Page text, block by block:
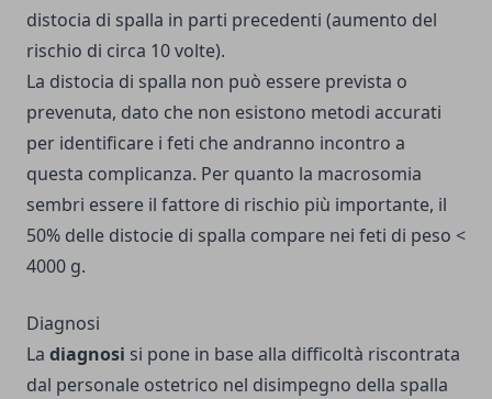
distocia di spalla in parti precedenti (aumento del
rischio di circa 10 volte).
La distocia di spalla non può essere prevista o
prevenuta, dato che non esistono metodi accurati
per identificare i feti che andranno incontro a
questa complicanza. Per quanto la macrosomia
sembri essere il fattore di rischio più importante, il
50% delle distocie di spalla compare nei feti di peso <
4000 g.
Diagnosi
La diagnosi si pone in base alla difficoltà riscontrata
dal personale ostetrico nel disimpegno della spalla